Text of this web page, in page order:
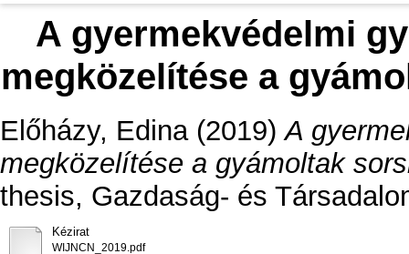
A gyermekvédelmi
megközelítése a
Előházy, Edina(2019)A
megközelítése a gyámoltak
thesis, Gazdaság- és
Kézirat
WIJNCN_2019.pdf